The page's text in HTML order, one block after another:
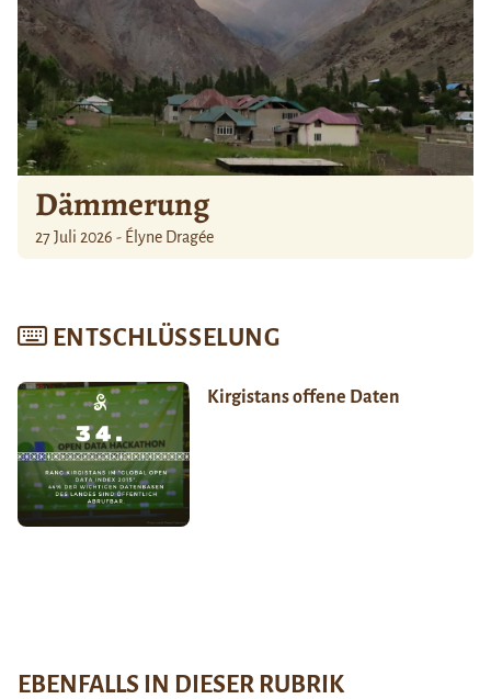
Dämmerung
27 Juli 2026 - Élyne Dragée
ENTSCHLÜSSELUNG
Kirgistans offene Daten
EBENFALLS IN DIESER RUBRIK